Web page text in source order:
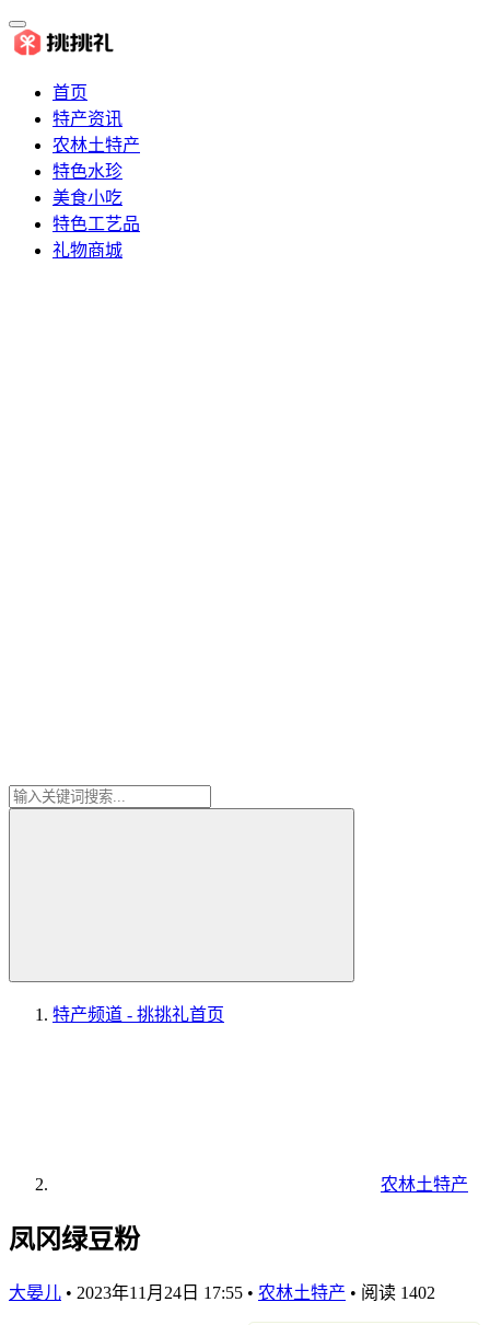
首页
特产资讯
农林土特产
特色水珍
美食小吃
特色工艺品
礼物商城
特产频道 - 挑挑礼首页
农林土特产
凤冈绿豆粉
大晏儿 • 2023年11月24日 17:55 • 农林土特产 • 阅读 1402